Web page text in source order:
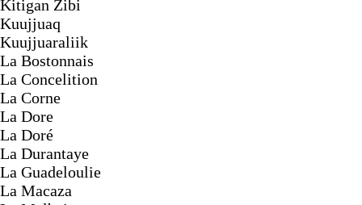
Kitigan Zibi
Kuujjuaq
Kuujjuaraliik
La Bostonnais
La Concelition
La Corne
La Dore
La Doré
La Durantaye
La Guadeloulie
La Macaza